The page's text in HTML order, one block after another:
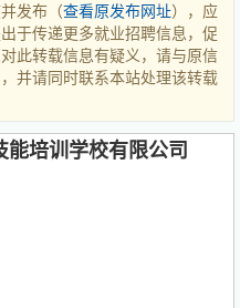
发布（查看原发布网址），应
于传递更多就业招聘信息，促
此转载信息有疑义，请与原信
并请同时联系本站处理该转载
培训学校有限公司